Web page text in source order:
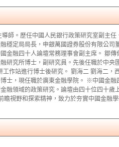
師。歷任中國人民銀行政策研究室副主任
穩定局局長，申銀萬國證券股份有限公司
金融四十人論壇常務理事會副主席。 鄒
研究所博士，副研究員。先後任職於中央
工作站進行博士後研究。 劉海二 劉海二，
士，現任職於廣東金融學院。 ※中國金融
融領域的政策研究。論壇由四十位四十歲
瞻視野和探索精神，致力於夯實中國金融